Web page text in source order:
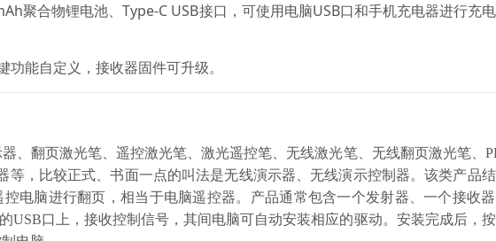
聚合物锂电池、Type-C USB接口，可使用电脑USB口和手机充电器进行充
功能自定义，接收器固件可升级。
、翻页激光笔、遥控激光笔、激光遥控笔、无线激光笔、无线翻页激光笔、
等，比较正式、书面一点的叫法是无线演示器、无线演示控制器。该类产品
电脑进行翻页，相当于电脑遥控器。产品通常包含一个发射器、一个接收
USB口上，接收控制信号，其间电脑可自动安装相应的驱动。安装完成后，